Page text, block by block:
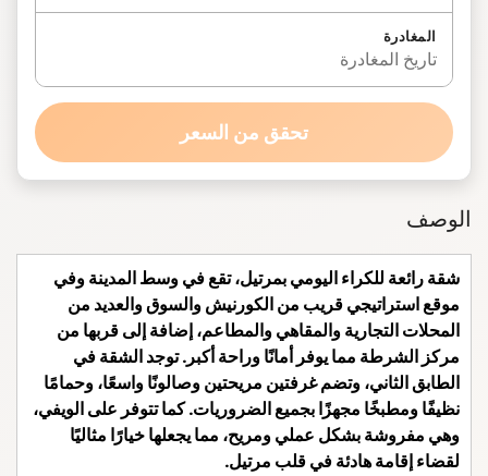
المغادرة
تاريخ المغادرة
تحقق من السعر
الوصف
شقة رائعة للكراء اليومي بمرتيل، تقع في وسط المدينة وفي
موقع استراتيجي قريب من الكورنيش والسوق والعديد من
المحلات التجارية والمقاهي والمطاعم، إضافة إلى قربها من
مركز الشرطة مما يوفر أمانًا وراحة أكبر. توجد الشقة في
الطابق الثاني، وتضم غرفتين مريحتين وصالونًا واسعًا، وحمامًا
نظيفًا ومطبخًا مجهزًا بجميع الضروريات. كما تتوفر على الويفي،
وهي مفروشة بشكل عملي ومريح، مما يجعلها خيارًا مثاليًا
لقضاء إقامة هادئة في قلب مرتيل.